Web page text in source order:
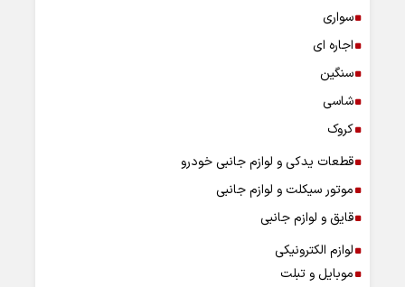
سواری
اجاره ای
سنگین
شاسی
کروک
قطعات یدکی و لوازم جانبی خودرو
موتور سیکلت و لوازم جانبی
قایق و لوازم جانبی
لوازم الکترونیکی
موبایل و تبلت